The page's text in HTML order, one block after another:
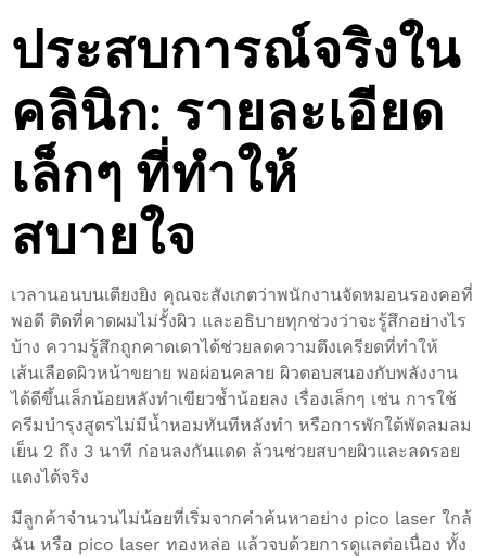
ประสบการณ์จริงใน
คลินิก: รายละเอียด
เล็กๆ ที่ทำให้
สบายใจ
เวลานอนบนเตียงยิง คุณจะสังเกตว่าพนักงานจัดหมอนรองคอที่
พอดี ติดที่คาดผมไม่รั้งผิว และอธิบายทุกช่วงว่าจะรู้สึกอย่างไร
บ้าง ความรู้สึกถูกคาดเดาได้ช่วยลดความตึงเครียดที่ทำให้
เส้นเลือดผิวหน้าขยาย พอผ่อนคลาย ผิวตอบสนองกับพลังงาน
ได้ดีขึ้นเล็กน้อยหลังทำเขียวช้ำน้อยลง เรื่องเล็กๆ เช่น การใช้
ครีมบำรุงสูตรไม่มีน้ำหอมทันทีหลังทำ หรือการพักใต้พัดลมลม
เย็น 2 ถึง 3 นาที ก่อนลงกันแดด ล้วนช่วยสบายผิวและลดรอย
แดงได้จริง
มีลูกค้าจำนวนไม่น้อยที่เริ่มจากคำค้นหาอย่าง pico laser ใกล้
ฉัน หรือ pico laser ทองหล่อ แล้วจบด้วยการดูแลต่อเนื่อง ทั้ง